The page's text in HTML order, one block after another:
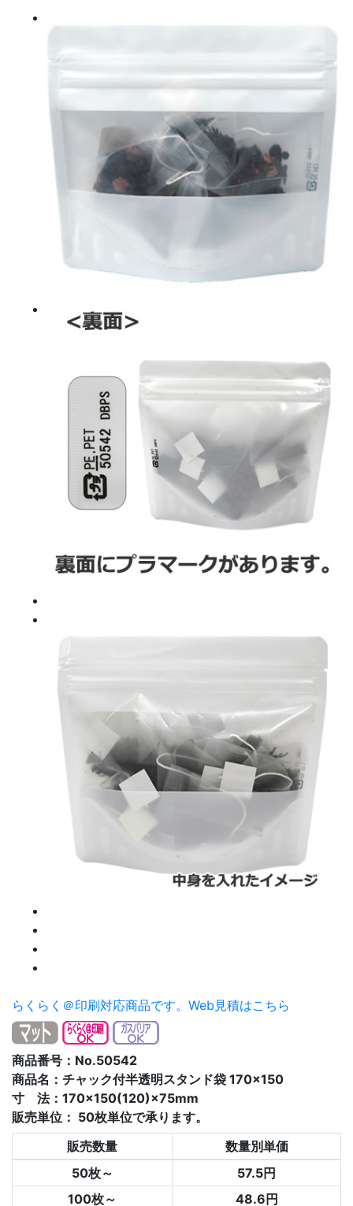
らくらく＠印刷対応商品です。 Web見積はこちら
商品番号：No.50542
商品名：チャック付半透明スタンド袋 170×150
寸 法：170×150(120)×75mm
販売単位： 50枚単位で承ります。
販売数量
数量別単価
50枚～
57.5円
100枚～
48.6円